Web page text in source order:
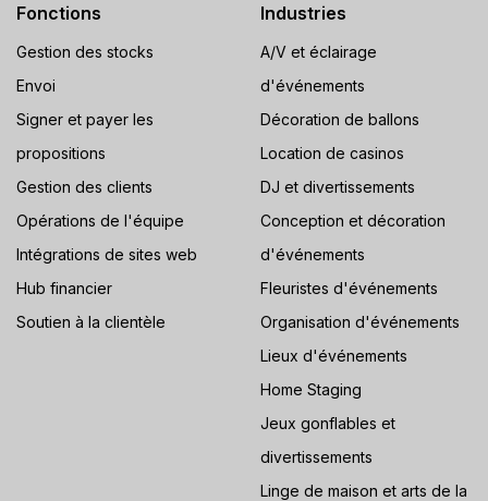
Fonctions
Gestion des stocks
Envoi
Signer et payer les
propositions
Gestion des clients
Opérations de l'équipe
Intégrations de sites web
Hub financier
Soutien à la clientèle
Industries
A/V et éclairage
d'événements
Décoration de ballons
Location de casinos
DJ et divertissements
Conception et décoration
d'événements
Fleuristes d'événements
Organisation d'événements
Lieux d'événements
Home Staging
Jeux gonflables et
divertissements
Linge de maison et arts de la